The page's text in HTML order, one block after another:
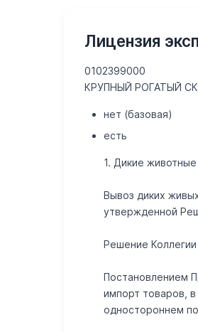
Ветеринарный сертификат
При ввозе, вывозе, транзите, а
Решение Комиссии ТС N 317 от
Cм. приложение к Решению Коллегии
В соответствии с приказом
Правила осуществления госуд.
Решением Совета ЕЭК от 12.11.2021
Лицензия
0102399000
КРУПНЫЙ РОГАТЫЙ
нет (базовая)
есть
1. Дикие
Вывоз диких
утвержденной
Решение
Постановлением
импорт товаров,
одностороннем